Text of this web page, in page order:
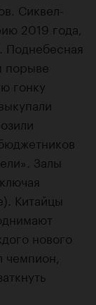
Сиквел-
2019 года,
Поднебесная
порыве
гонку
Залы
Китайцы
нового